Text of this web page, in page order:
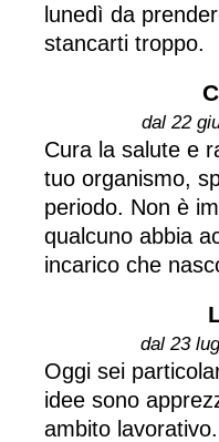
lunedì da
stancarti troppo.
dal 22
Cura la salute e
tuo organismo,
periodo. Non è
qualcuno abbia
incarico che
dal 23
Oggi sei
idee sono
ambito